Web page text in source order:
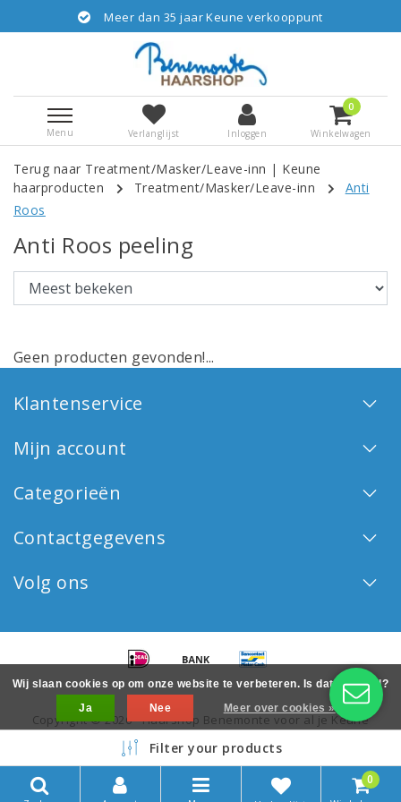
Meer dan 35 jaar Keune verkooppunt
Menu Verlanglijst Inloggen
0
Winkelwagen
Terug naar Treatment/Masker/Leave-inn | Keune
haarproducten
Treatment/Masker/Leave-inn
Anti
Roos
Anti Roos peeling
Geen producten gevonden!...
Klantenservice
Mijn account
Categorieën
Contactgegevens
Volg ons
Copyright © 2026 - Haarshop Benemonte voor al je Keune
haarproducten - All rights reserved - Realization
Filter your products
0
Wij slaan cookies op om onze website te verbeteren. Is dat akkoord?
Ja
Nee Meer over cookies »